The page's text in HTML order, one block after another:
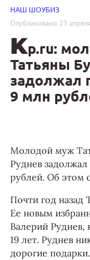
НАШ ШОУБИЗ
Опубликовано 23
Kp.ru:
Татьяны
задолжал
9 млн
Молодой муж
Руднев
рублей. Об этом
Почти год назад
Ее новым
Валерий
19 лет. Руднев
дорогие